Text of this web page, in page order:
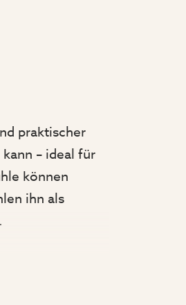
praktischer
– ideal für
können
ihn als
von 95